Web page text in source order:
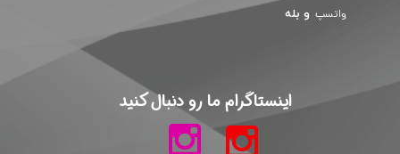
واتسپ و بله
​اینستاگرام ما رو دنبال کنید​​​​​​​